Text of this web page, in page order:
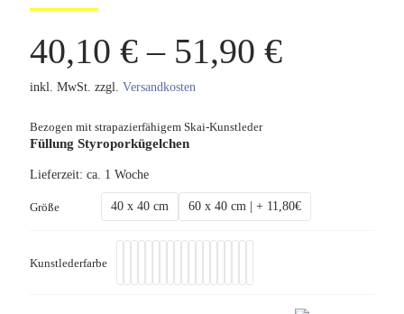
40,10 € – 51,90 €
inkl. MwSt. zzgl. Versandkosten
Bezogen mit strapazierfähigem Skai-Kunstleder
Füllung Styroporkügelchen
Lieferzeit: ca. 1 Woche
Größe 40 x 40 cm 60 x 40 cm | + 11,80€
Kunstlederfarbe